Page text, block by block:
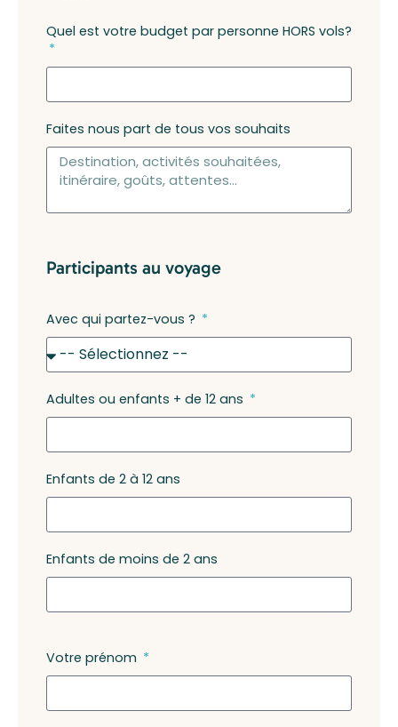
Quel est votre budget par personne HORS vols?
Faites nous part de tous vos souhaits
Participants au voyage
Avec qui partez-vous ?
Adultes ou enfants + de 12 ans
Enfants de 2 à 12 ans
Enfants de moins de 2 ans
Votre prénom